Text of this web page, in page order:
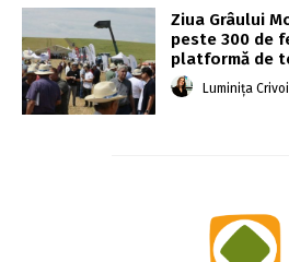
Ziua Grâului
peste 300 de
platformă de
Luminița Crivoi